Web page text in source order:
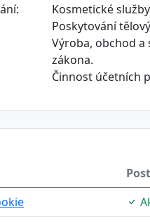
Kosmetické služby
Poskytování
Výroba, obchod a
zákona.
Činnost účetních